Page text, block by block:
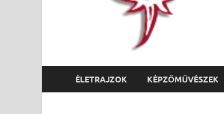
ÉLETRAJZOK KÉPZŐMŰVÉSZEK